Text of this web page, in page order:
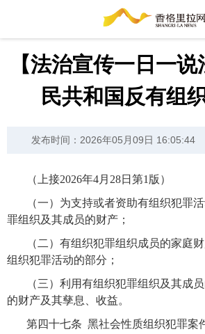
【法治宣传一日一
民共和国反有组
发布时间：2026年05月09日 16:05:44
（上接2026年4月28日第1版）
（一）为支持或者资助有组织犯罪
罪组织及其成员的财产；
（二）有组织犯罪组织成员的家庭
组织犯罪活动的部分；
（三）利用有组织犯罪组织及其成
的财产及其孳息、收益。
第四十七条 黑社会性质组织犯罪案